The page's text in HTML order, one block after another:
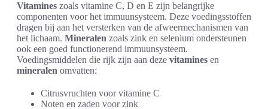
Vitamines zoals vitamine C, D en E zijn belangrijke
componenten voor het immuunsysteem. Deze voedingsstoffen
dragen bij aan het versterken van de afweermechanismen van
het lichaam. Mineralen zoals zink en selenium ondersteunen
ook een goed functionerend immuunsysteem.
Voedingsmiddelen die rijk zijn aan deze vitamines en
mineralen omvatten:
Citrusvruchten voor vitamine C
Noten en zaden voor zink